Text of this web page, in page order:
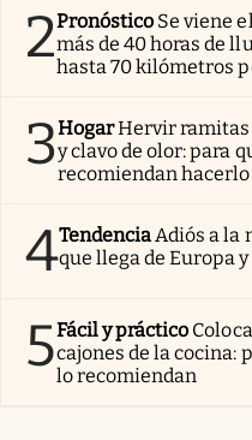
2Pronóstico Se viene
más de 40 horas de
hasta 70 kilómetros
3HogarHervir ramitas
y clavo de olor: para
recomiendan hacerlo
4TendenciaAdiós a la
que llega de Europa
5Fácil y práctico
cajones de la cocina:
lo recomiendan